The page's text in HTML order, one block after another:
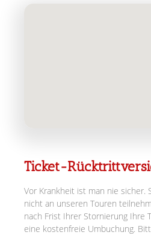
Ticket-
Vor Krankheit ist man nie sicher.
nicht an unseren Touren
nach Frist Ihrer Stornierung Ihre
eine kostenfreie Umbuchung.